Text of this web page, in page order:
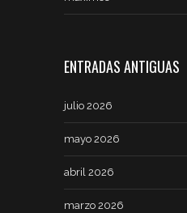
ENTRADAS ANTIGUAS
julio 2026
mayo 2026
abril 2026
marzo 2026